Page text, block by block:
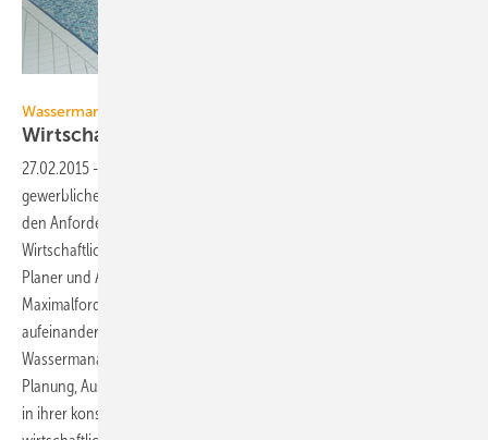
Wassermanagement:
Wirtschaftlichkeit und Hygiene
27.02.2015 -
gewerblichen Gebäuden müssen so ausgelegt sein, dass sie sowohl
den Anforderungen an Hygiene als auch den Forderungen nach
Wirtschaftlichkeit maximal gerecht werden. Die Herausforderung für
Planer und Architekten: Beide Zielsetzungen schließen sich in ihren
Maximalforderungen gegenseitig aus; trotzdem sollen sie optimal
aufeinander abgestimmt werden. Die Lösung:
Wassermanagementsysteme. Sie ermöglichen eine hygienekonforme
Planung, Ausführung und Betriebsweise der Trinkwasser-Installation
in ihrer konsequentesten Form unter Berücksichtigung